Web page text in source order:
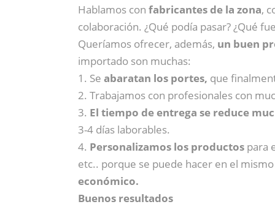
Hablamos con fabricantes de la zona,
colaboración. ¿Qué podía pasar? ¿Qué
Queríamos ofrecer, además, un buen
importado son muchas:
1. Se abaratan los portes, que
2. Trabajamos con profesionales con
3. El tiempo de entrega se reduce
3-4 días laborables.
4. Personalizamos los productos para
etc.. porque se puede hacer en el
económico.
Buenos resultados